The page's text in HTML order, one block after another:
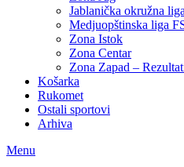
Jablanička okružna liga
Medjuopštinska liga
Zona Istok
Zona Centar
Zona Zapad –
Košarka
Rukomet
Ostali sportovi
Arhiva
Menu